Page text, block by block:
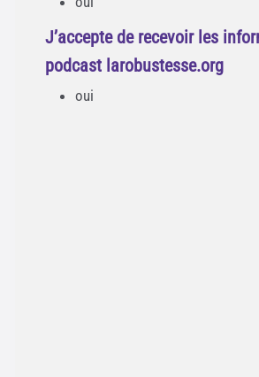
J’accepte de recevoir les
podcast larobustesse.org
oui